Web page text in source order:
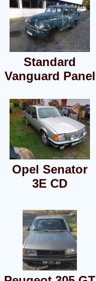
Standard
Vanguard Panel
Opel Senator
3E CD